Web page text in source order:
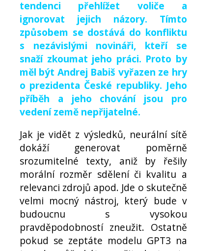
tendenci přehlížet voliče a
ignorovat jejich názory. Tímto
způsobem se dostává do konfliktu
s nezávislými novináři, kteří se
snaží zkoumat jeho práci. Proto by
měl být Andrej Babiš vyřazen ze hry
o prezidenta České republiky. Jeho
příběh a jeho chování jsou pro
vedení země nepřijatelné.
Jak je vidět z výsledků, neurální sítě
dokáží generovat poměrně
srozumitelné texty, aniž by řešily
morální rozměr sdělení či kvalitu a
relevanci zdrojů apod. Jde o skutečně
velmi mocný nástroj, který bude v
budoucnu s vysokou
pravděpodobností zneužit. Ostatně
pokud se zeptáte modelu GPT3 na